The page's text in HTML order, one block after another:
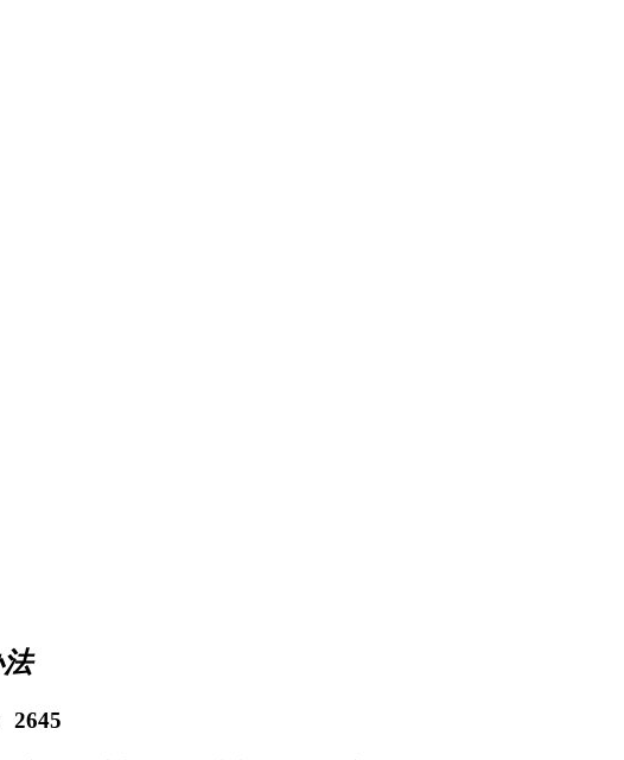
2645